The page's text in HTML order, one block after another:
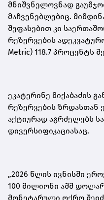
მნიშვნელოვნად
მაჩვენებლებიც.
შეფასებით კი
რეზერვების
Metric) 118.7 პროცენტს
ეკატერინე მიქაბაძის
რეზერვების ზრდასთან
აქტიურად აგრძელებს
დივერსიფიკაციასაც.
„2026 წლის ივნისში
100 მილიონი აშშ
მონეტარული ოქრო